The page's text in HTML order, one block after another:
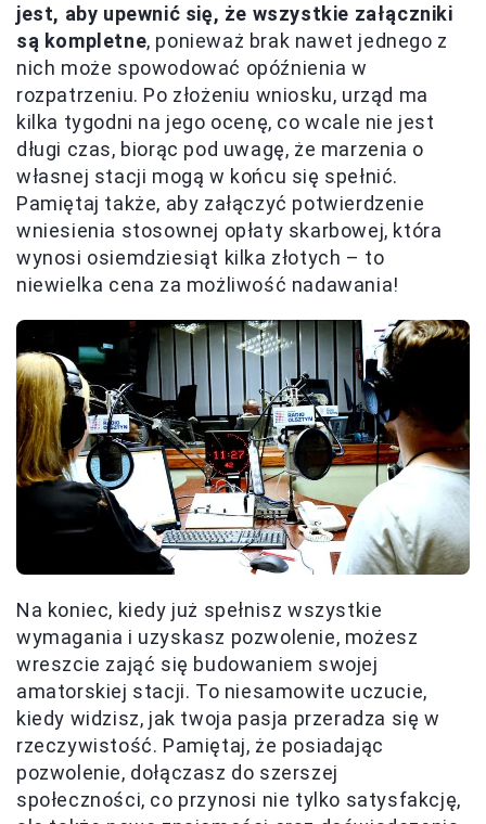
jest, aby upewnić się, że wszystkie załączniki
są kompletne, ponieważ brak nawet jednego z
nich może spowodować opóźnienia w
rozpatrzeniu. Po złożeniu wniosku, urząd ma
kilka tygodni na jego ocenę, co wcale nie jest
długi czas, biorąc pod uwagę, że marzenia o
własnej stacji mogą w końcu się spełnić.
Pamiętaj także, aby załączyć potwierdzenie
wniesienia stosownej opłaty skarbowej, która
wynosi osiemdziesiąt kilka złotych – to
niewielka cena za możliwość nadawania!
Na koniec, kiedy już spełnisz wszystkie
wymagania i uzyskasz pozwolenie, możesz
wreszcie zająć się budowaniem swojej
amatorskiej stacji. To niesamowite uczucie,
kiedy widzisz, jak twoja pasja przeradza się w
rzeczywistość. Pamiętaj, że posiadając
pozwolenie, dołączasz do szerszej
społeczności, co przynosi nie tylko satysfakcję,